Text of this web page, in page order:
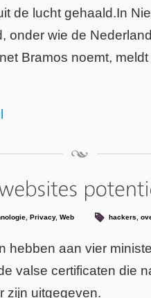
de lucht gehaald.In
onder wie de
Bramos noemt,
, Privacy, Web hackers,
hebben aan vier
valse certificaten die
zijn uitgegeven.